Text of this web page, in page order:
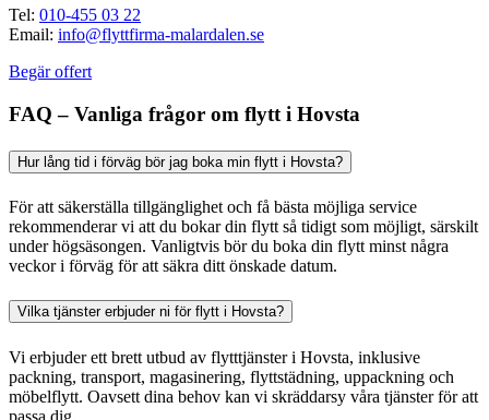
Tel: 010-455 03 22
Email: info@flyttfirma-malardalen.se
Begär offert
FAQ – Vanliga frågor om flytt i Hovsta
Hur lång tid i förväg bör jag boka min flytt i Hovsta?
För att säkerställa tillgänglighet och få bästa möjliga service
rekommenderar vi att du bokar din flytt så tidigt som möjligt, särskilt
under högsäsongen. Vanligtvis bör du boka din flytt minst några
veckor i förväg för att säkra ditt önskade datum.
Vilka tjänster erbjuder ni för flytt i Hovsta?
Vi erbjuder ett brett utbud av flytttjänster i Hovsta, inklusive
packning, transport, magasinering, flyttstädning, uppackning och
möbelflytt. Oavsett dina behov kan vi skräddarsy våra tjänster för att
passa dig.